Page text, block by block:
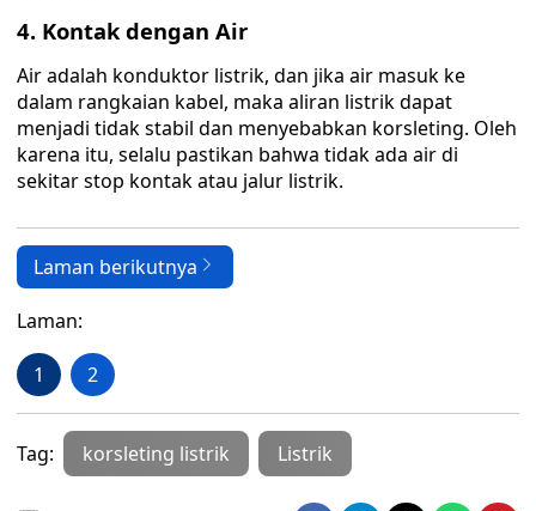
4. Kontak dengan Air
Air adalah konduktor listrik, dan jika air masuk ke
dalam rangkaian kabel, maka aliran listrik dapat
menjadi tidak stabil dan menyebabkan korsleting. Oleh
karena itu, selalu pastikan bahwa tidak ada air di
sekitar stop kontak atau jalur listrik.
Laman berikutnya
Laman:
1 2
Tag: korsleting listrik Listrik